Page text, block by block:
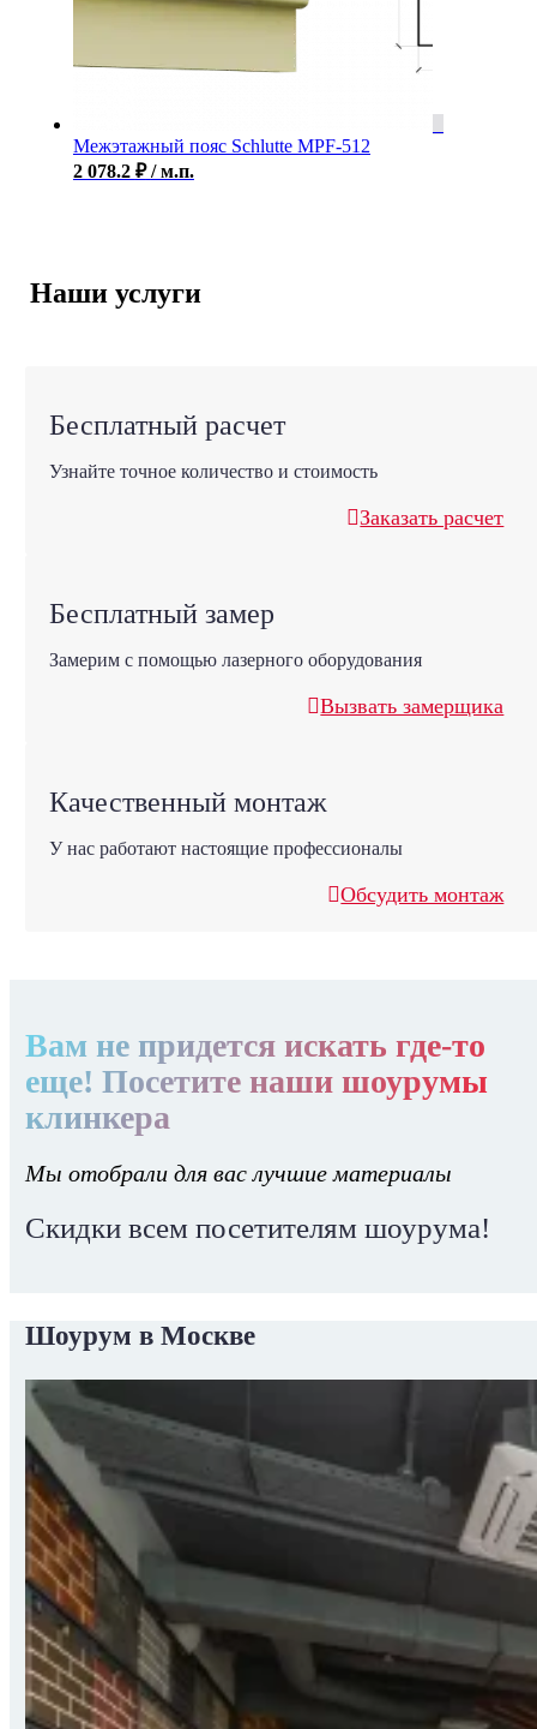
Межэтажный пояс Schlutte MPF-512
2 078.2 ₽ / м.п.
Наши услуги
Бесплатный расчет
Узнайте точное количество и стоимость
Заказать расчет
Бесплатный замер
Замерим с помощью лазерного оборудования
Вызвать замерщика
Качественный монтаж
У нас работают настоящие профессионалы
Обсудить монтаж
Вам не придется искать где-то
еще! Посетите наши шоурумы
клинкера
Мы отобрали для вас лучшие материалы
Скидки всем посетителям шоурума!
Шоурум в Москве